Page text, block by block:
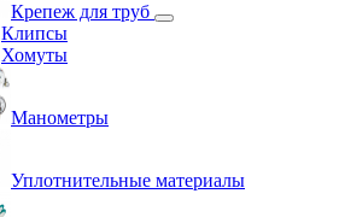
Крепеж для труб
Клипсы
Хомуты
Манометры
Уплотнительные материалы